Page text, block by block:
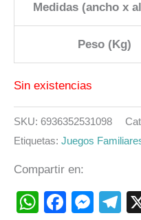
Medidas (ancho x
Peso (Kg)
Sin existencias
SKU: 6936352531098
Etiquetas: Juegos
Compartir en:
WhatsApp